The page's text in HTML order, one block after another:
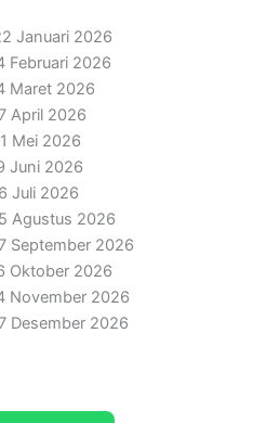
Januari 2026
Februari 2026
Maret 2026
April 2026
Mei 2026
Juni 2026
Juli 2026
Agustus 2026
September 2026
Oktober 2026
November 2026
Desember 2026